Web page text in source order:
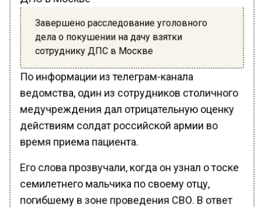
Завершено расследование уголовного
дела о покушении на дачу взятки
сотруднику ДПС в Москве
По информации из телеграм-канала
ведомства, один из сотрудников столичного
медучреждения дал отрицательную оценку
действиям солдат российской армии во
время приема пациента.
Его слова прозвучали, когда он узнал о тоске
семилетнего мальчика по своему отцу,
погибшему в зоне проведения СВО. В ответ